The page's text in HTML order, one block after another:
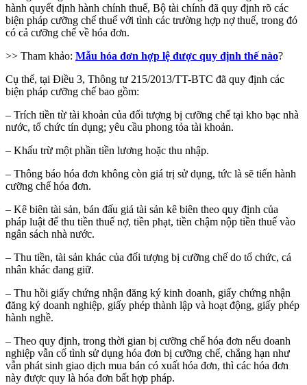
hành quyết định hành chính thuế, Bộ tài chính đã quy định rõ các
biện pháp cưỡng chế thuế với tình các trường hợp nợ thuế, trong đó
có cả cưỡng chế về hóa đơn.
>> Tham khảo: Mẫu hóa đơn hợp lệ được quy định thế nào?
Cụ thể, tại Điều 3, Thông tư 215/2013/TT-BTC đã quy định các
biện pháp cưỡng chế bao gồm:
– Trích tiền từ tài khoản của đối tượng bị cưỡng chế tại kho bạc nhà
nước, tổ chức tín dụng; yêu cầu phong tỏa tài khoản.
– Khấu trừ một phần tiền lương hoặc thu nhập.
– Thông báo hóa đơn không còn giá trị sử dụng, tức là sẽ tiến hành
cưỡng chế hóa đơn.
– Kê biên tài sản, bán đấu giá tài sản kê biên theo quy định của
pháp luật để thu tiền thuế nợ, tiền phạt, tiền chậm nộp tiền thuế vào
ngân sách nhà nước.
– Thu tiền, tài sản khác của đối tượng bị cưỡng chế do tổ chức, cá
nhân khác đang giữ.
– Thu hồi giấy chứng nhận đăng ký kinh doanh, giấy chứng nhận
đăng ký doanh nghiệp, giấy phép thành lập và hoạt động, giấy phép
hành nghề.
– Theo quy định, trong thời gian bị cưỡng chế hóa đơn nếu doanh
nghiệp vẫn cố tình sử dụng hóa đơn bị cưỡng chế, chẳng hạn như
vẫn phát sinh giao dịch mua bán có xuất hóa đơn, thì các hóa đơn
này được quy là hóa đơn bất hợp pháp.